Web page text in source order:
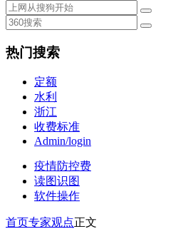
热门搜索
定额
水利
浙江
收费标准
Admin/login
疫情防控费
读图识图
软件操作
首页专家观点正文